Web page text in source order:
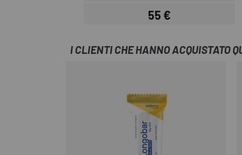
Prezzo
55 €
I CLIENTI CHE HANNO ACQUISTATO